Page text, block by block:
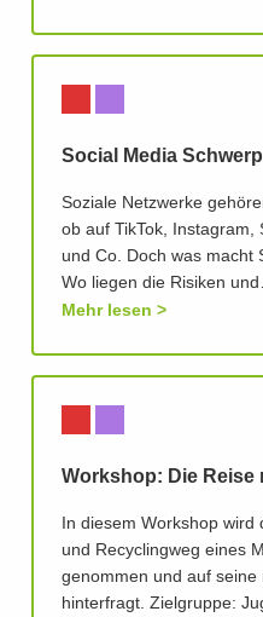
Social Media
Soziale Netzwerke
ob auf TikTok, Instagram,
und Co. Doch was macht
Wo liegen die Risiken
Mehr lesen
Workshop: Die Reise
In diesem Workshop wird
und Recyclingweg eines
genommen und auf seine
hinterfragt. Zielgruppe: